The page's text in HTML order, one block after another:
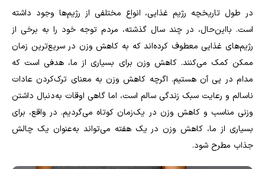
در طول تاریخچه رژیم غذایی، انواع مختلفی از رژیم‌ها وجود داشته
است. بااین‌حال، در چند سال گذشته، مردم توجه خود را به برخی از
رژیم‌های غذایی معطوف کرده‌اند که به کاهش وزن در سریع‌ترین زمان
ممکن کمک می‌کنند. کاهش وزن برای بسیاری از ما، هدفی است که
مدام در پی آن هستیم. اگرچه کاهش وزن به معنای ترک‌کردن عادات
ناسالم و رعایت سبک زندگی سالم است، اما گاهی اوقات به‌دنبال ‌داشتن
وزنی مناسب و کاهش وزن در یک‌زمان کوتاه می‌گردیم. در واقع، برای
بسیاری از ما، کاهش وزن در یک هفته می‌تواند به‌عنوان یک چالش
جذاب مطرح شود.